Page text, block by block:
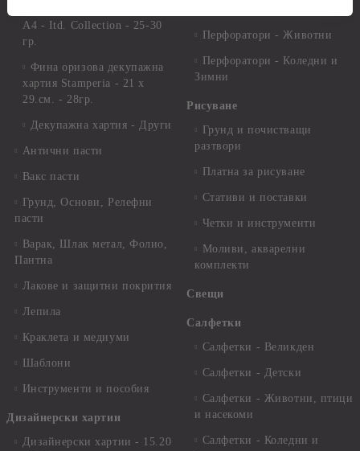
А4 - Itd. Collection - 25-30
гр.
Фина оризова декупажна
хартия Stamperia - 21 х
29.см. - 28гр.
Декупажна хартия - Други
Антични пасти
Вакс пасти
Грунд, Основи, Релефни
пасти
Варак, Шлак метал, Фолио,
Пантна
Лакове и защитни покрития
Лепила
Краклета и медиуми
Шаблони
Инструменти и пособия
Дизайнерски хартии
Дизайнерски хартии - 15.20
Перфоратори - Животни
Перфоратори - Коледни и
Зимни
Рисуване
Грунд и почистващи
разтвори
Платна за рисуване
Стативи и поставки
Четки и инструменти
Моливи, акварелни
комплекти
Свещи
Салфетки
Салфетки - Великден
Салфетки - Детски
Салфетки - Животни, птици
и насекоми
Салфетки - Коледни и